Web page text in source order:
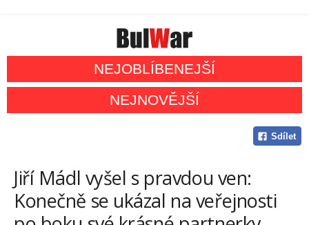
NEJOBLÍBENEJŠÍ
NEJNOVĚJŠÍ
Sdílet
Jiří Mádl vyšel s pravdou ven:
Konečně se ukázal na veřejnosti